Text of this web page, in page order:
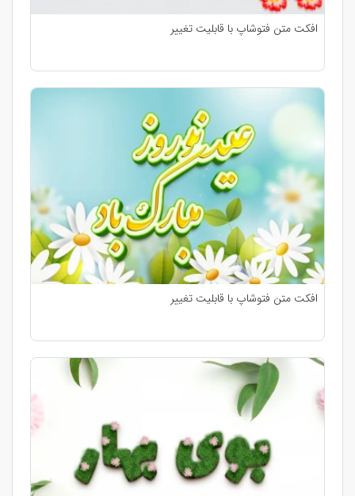
افکت متن فتوشاپ با قابلیت تغییر
افکت متن فتوشاپ با قابلیت تغییر